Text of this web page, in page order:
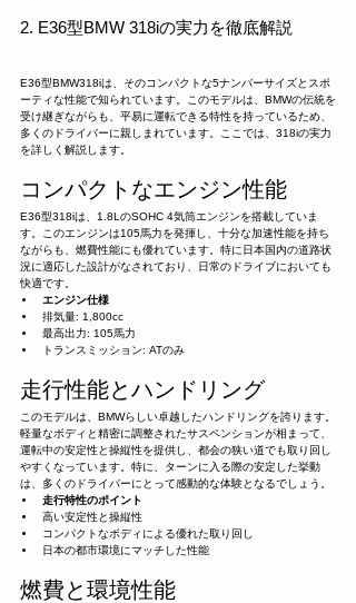
2. E36型BMW 318iの実力を徹底解説
E36型BMW318iは、そのコンパクトな5ナンバーサイズとスポ
ーティな性能で知られています。このモデルは、BMWの伝統を
受け継ぎながらも、平易に運転できる特性を持っているため、
多くのドライバーに親しまれています。ここでは、318iの実力
を詳しく解説します。
コンパクトなエンジン性能
E36型318iは、1.8LのSOHC 4気筒エンジンを搭載していま
す。このエンジンは105馬力を発揮し、十分な加速性能を持ち
ながらも、燃費性能にも優れています。特に日本国内の道路状
況に適応した設計がなされており、日常のドライブにおいても
快適です。
エンジン仕様
排気量: 1,800cc
最高出力: 105馬力
トランスミッション: ATのみ
走行性能とハンドリング
このモデルは、BMWらしい卓越したハンドリングを誇ります。
軽量なボディと精密に調整されたサスペンションが相まって、
運転中の安定性と操縦性を提供し、都会の狭い道でも取り回し
やすくなっています。特に、ターンに入る際の安定した挙動
は、多くのドライバーにとって感動的な体験となるでしょう。
走行特性のポイント
高い安定性と操縦性
コンパクトなボディによる優れた取り回し
日本の都市環境にマッチした性能
燃費と環境性能